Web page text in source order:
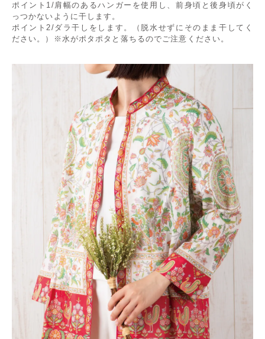
ポイント1/肩幅のあるハンガーを使用し、前身頃と後身頃がく
っつかないように干します。
ポイント2/ダラ干しをします。（脱水せずにそのまま干してく
ださい。）※水がポタポタと落ちるのでご注意ください。